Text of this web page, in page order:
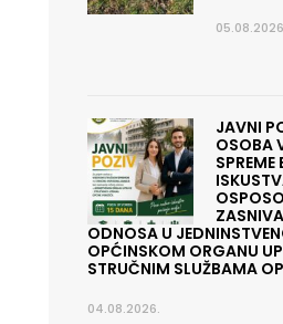
JAVNI
OSOBA
ODNOSA U
OPĆINSKOM ORGANU
STRUČNIM SLUŽBAMA
04.08.2026.